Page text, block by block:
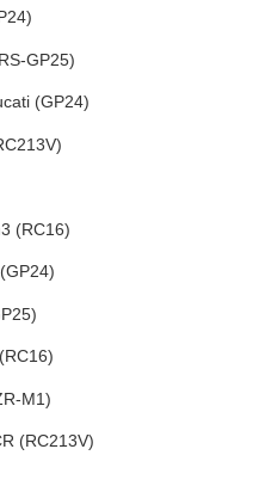
GP25)
(GP24)
(RC16)
M1)
(RC213V)